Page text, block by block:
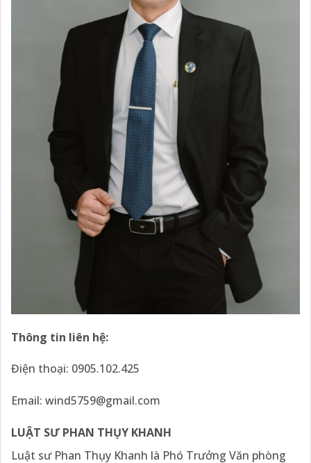
Thông tin liên hệ:
Điện thoại: 0905.102.425
Email: wind5759@gmail.com
LUẬT SƯ PHAN THỤY KHANH
Luật sư Phan Thụy Khanh là Phó Trưởng Văn phòng